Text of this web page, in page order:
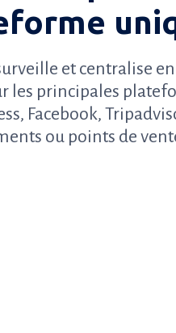
et centralise
les principales
Facebook,
ou points de